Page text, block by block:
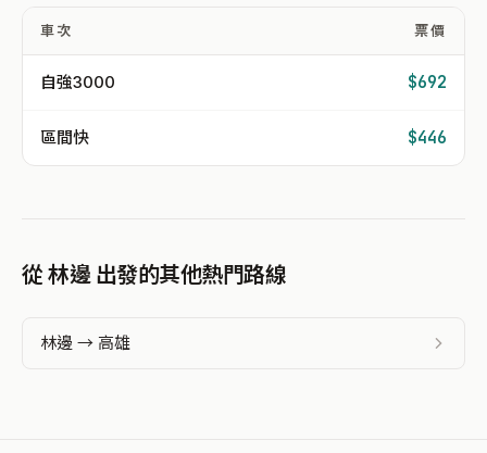
車次 票價
自強3000 $692
區間快 $446
從 林邊 出發的其他熱門路線
林邊 → 高雄